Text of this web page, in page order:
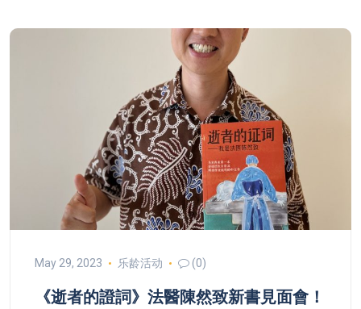
May 29, 2023 乐龄活动 (0)
《逝者的證詞》法醫陳然致新書見面會！